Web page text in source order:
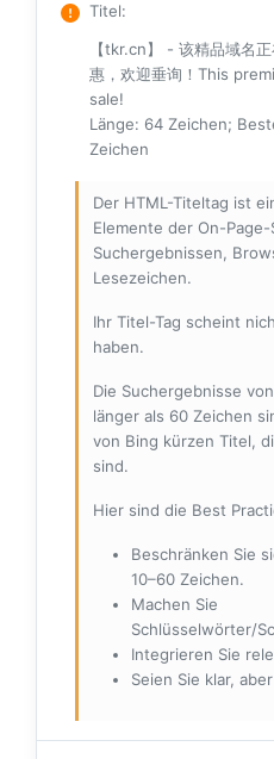
Titel:
【tkr.cn】 - 该精品域名
惠，欢迎垂询！This
sale!
Länge: 64 Zeichen;
Zeichen
Der HTML-Titeltag ist
Elemente der On-
Suchergebnissen,
Lesezeichen.
Ihr Titel-Tag scheint
haben.
Die Suchergebnisse
länger als 60 Zeichen
von Bing kürzen Titel,
sind.
Hier sind die Best
Beschränken Sie
10–60 Zeichen.
Machen Sie
Schlüsselwörter/
Integrieren Sie
Seien Sie klar,